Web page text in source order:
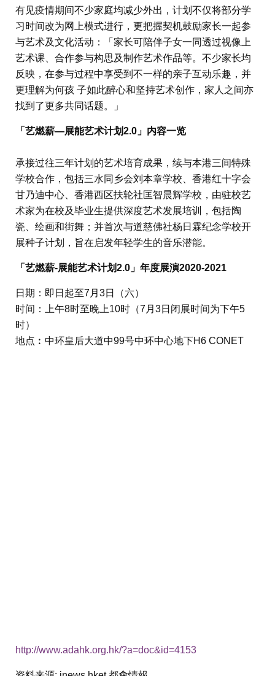
有见疫情期间不少家庭均减少外出，计划不仅将部分学
习时间改为网上模式进行，更把握契机鼓励家长一起参
与艺术及文化活动：「家长可陪伴子女一同透过视像上
艺术课、合作参与构思及制作艺术作品等。不少家长均
反映，在参与过程中享受到不一样的亲子互动乐趣，并
更理解为何孩 子如此醉心和坚持艺术创作，家人之间亦
找到了更多共同话题。」
「艺燃薪—展能艺术计划2.0」内容一览
承接过往三年计划的艺术培育成果，续与本港三间特殊
学校合作，包括三水同乡会刘本章学校、香港红十字会
甘乃迪中心、香港西区扶轮社匡智晨辉学校，由驻校艺
术家为在校及毕业生提供深度艺术发展培训，包括陶
瓷、绘画和街舞；并首次与道慈佛社杨日霖纪念学校开
展种子计划，旨在启发年轻学生的音乐潜能。
「艺燃薪-展能艺术计划2.0」年度展演2020-2021
日期：即日起至7月3日（六）
时间：上午8时至晚上10时（7月3日闭展时间为下午5
时）
地点︰中环皇后大道中99号中环中心地下H6 CONET
http://www.adahk.org.hk/?a=doc&id=4153